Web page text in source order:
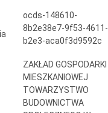
ocds-148610-
8b2e38e7-9f53-4611-
b2e3-aca0f3d9592c
ZAKŁAD GOSPODARKI
MIESZKANIOWEJ
TOWARZYSTWO
BUDOWNICTWA